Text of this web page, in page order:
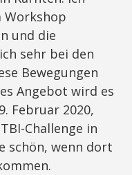
und die
sehr bei den
Bewegungen
Angebot wird es
Februar 2020,
Challenge in
schön, wenn dort